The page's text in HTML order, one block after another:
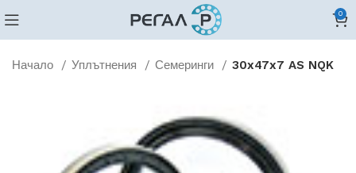
0
Начало Уплътнения Семеринги 30x47x7 AS NQK